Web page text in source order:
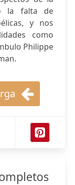
la falta de
y nos
como
Philippe